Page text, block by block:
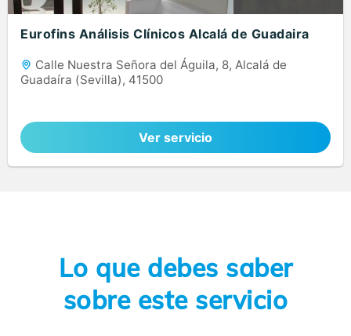
Eurofins Análisis Clínicos Alcalá de Guadaira
Calle Nuestra Señora del Águila, 8, Alcalá de
Guadaíra (Sevilla), 41500
Ver servicio
Lo que debes saber
sobre este servicio